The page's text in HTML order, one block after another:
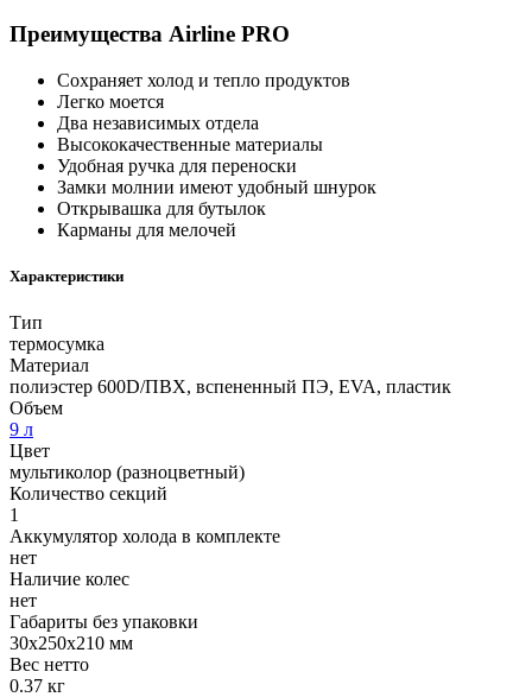
Преимущества Airline PRO
Сохраняет холод и тепло продуктов
Легко моется
Два независимых отдела
Высококачественные материалы
Удобная ручка для переноски
Замки молнии имеют удобный шнурок
Открывашка для бутылок
Карманы для мелочей
Характеристики
Тип
термосумка
Материал
полиэстер 600D/ПВХ, вспененный ПЭ, EVA, пластик
Объем
9 л
Цвет
мультиколор (разноцветный)
Количество секций
1
Аккумулятор холода в комплекте
нет
Наличие колес
нет
Габариты без упаковки
30x250x210 мм
Вес нетто
0.37 кг